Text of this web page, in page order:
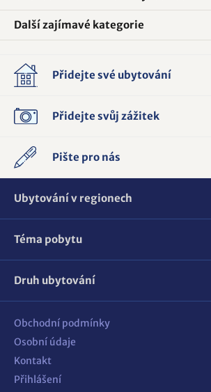
Další zajímavé kategorie
Přidejte své ubytování
Přidejte svůj zážitek
Pište pro nás
Ubytování v regionech
Téma pobytu
Druh ubytování
Obchodní podmínky
Osobní údaje
Kontakt
Přihlášení